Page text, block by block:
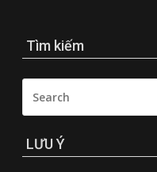
Tìm kiếm
FOR:
LƯU Ý